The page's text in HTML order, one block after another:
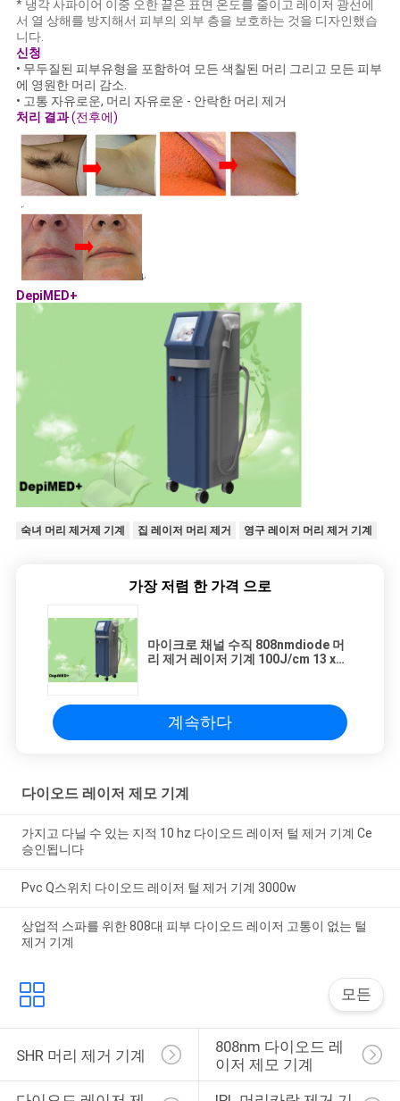
* 냉각 사파이어 이중 오한 끝은 표면 온도를 줄이고 레이저 광선에
서 열 상해를 방지해서 피부의 외부 층을 보호하는 것을 디자인했습
니다.
신청
• 무두질된 피부유형을 포함하여 모든 색칠된 머리 그리고 모든 피부
에 영원한 머리 감소.
• 고통 자유로운, 머리 자유로운 - 안락한 머리 제거
처리 결과(전후에)
DepiMED+
숙녀 머리 제거제 기계 집 레이저 머리 제거 영구 레이저 머리 제거 기계
가장 저렴 한 가격 으로
마이크로 채널 수직 808nmdiode 머
리 제거 레이저 기계 100J/cm 13 x
계속하다
다이오드 레이저 제모 기계
가지고 다닐 수 있는 지적 10 hz 다이오드 레이저 털 제거 기계 Ce
승인됩니다
Pvc Q스위치 다이오드 레이저 털 제거 기계 3000w
상업적 스파를 위한 808대 피부 다이오드 레이저 고통이 없는 털
제거 기계
모든
SHR 머리 제거 기계
808nm 다이오드 레
이저 제모 기계